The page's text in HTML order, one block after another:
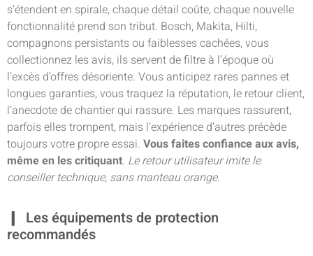
s’étendent en spirale, chaque détail coûte, chaque nouvelle
fonctionnalité prend son tribut. Bosch, Makita, Hilti,
compagnons persistants ou faiblesses cachées, vous
collectionnez les avis, ils servent de filtre à l’époque où
l’excès d’offres désoriente. Vous anticipez rares pannes et
longues garanties, vous traquez la réputation, le retour client,
l’anecdote de chantier qui rassure. Les marques rassurent,
parfois elles trompent, mais l’expérience d’autres précède
toujours votre propre essai. Vous faites confiance aux avis,
même en les critiquant. Le retour utilisateur imite le
conseiller technique, sans manteau orange.
Les équipements de protection
recommandés